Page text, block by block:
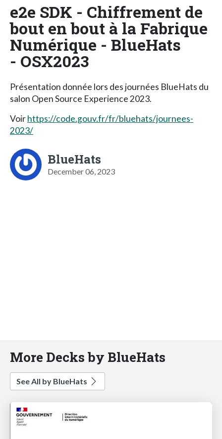
e2e SDK - Chiffrement de
bout en bout à la Fabrique
Numérique - BlueHats
- OSX2023
Présentation donnée lors des journées BlueHats du
salon Open Source Experience 2023.
Voirhttps://code.gouv.fr/fr/bluehats/journees-
2023/
BlueHats
December 06, 2023
More Decks by BlueHats
See All by BlueHats